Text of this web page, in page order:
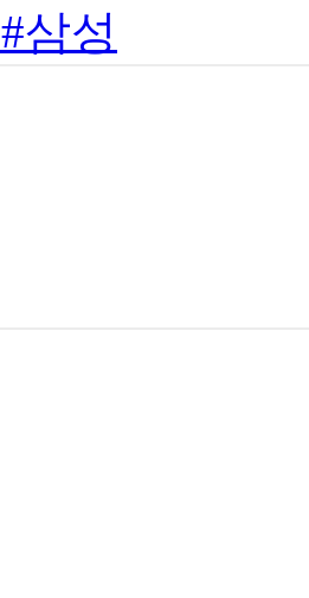
#삼성